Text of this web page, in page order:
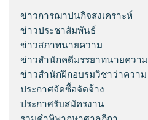
ข่าวการฌาปนกิจสงเคราะห์
ข่าวประชาสัมพันธ์
ข่าวสภาทนายความ
ข่าวสำนักคดีมรรยาทนายความ
ข่าวสำนักฝึกอบรมวิชาว่าความ
ประกาศจัดซื้อจัดจ้าง
ประกาศรับสมัครงาน